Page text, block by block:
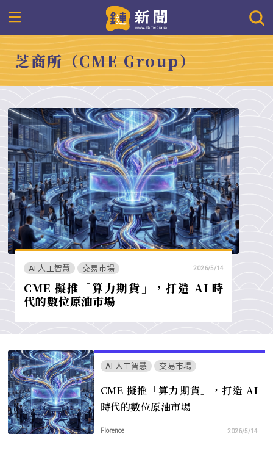
芝商所（CME Group）
AI 人工智慧 交易市場 2026/5/14
CME 擬推「算力期貨」，打造 AI 時
代的數位原油市場
AI 人工智慧 交易市場
CME 擬推「算力期貨」，打造 AI
時代的數位原油市場
Florence 2026/5/14